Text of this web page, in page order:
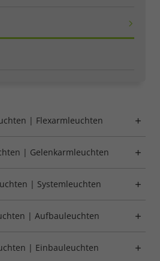
| Flexarmleuchten
| Gelenkarmleuchten
| Systemleuchten
| Aufbauleuchten
| Einbauleuchten
anzeigen
anzeigen